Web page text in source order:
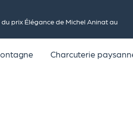
prix Élégance de Michel Aninat au
Charcuterie